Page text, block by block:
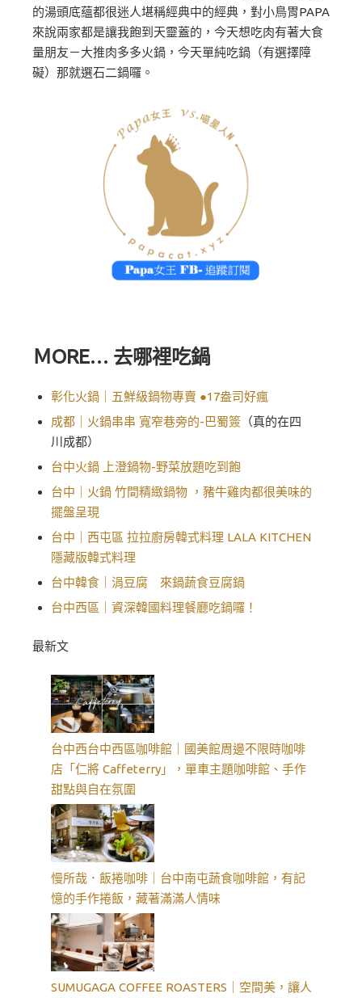
的湯頭底蘊都很迷人堪稱經典中的經典，對小鳥胃PAPA
來說兩家都是讓我飽到天靈蓋的，今天想吃肉有著大食
量朋友－大推肉多多火鍋，今天單純吃鍋（有選擇障
礙）那就選石二鍋囉。
ＭORE… 去哪裡吃鍋
彰化火鍋｜五鮮級鍋物專賣 ●17盎司好瘋
成都｜火鍋串串 寬窄巷旁的-巴蜀簽（真的在四
川成都）
台中火鍋 上澄鍋物-野菜放題吃到飽
台中｜火鍋 竹間精緻鍋物 ，豬牛雞肉都很美味的
擺盤呈現
台中｜西屯區 拉拉廚房韓式料理 LALA KITCHEN
隱藏版韓式料理
台中韓食｜涓豆腐 來鍋蔬食豆腐鍋
台中西區｜資深韓國料理餐廳吃鍋囉！
最新文
台中西台中西區咖啡館｜國美館周邊不限時咖啡
店「仁將 Caffeterry」，單車主題咖啡館、手作
甜點與自在氛圍
慢所哉．飯捲咖啡｜台中南屯蔬食咖啡館，有記
憶的手作捲飯，藏著滿滿人情味
SUMUGAGA COFFEE ROASTERS｜空間美，讓人